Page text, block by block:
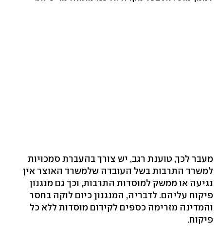
מעבר לכך, טוענת רגב, יש צורך בהעברת סמכויות
למשרד התרבות בשל העובדה שלמשרד האוצר אין
נגיעה או ממשק למוסדות התרבות, וכך גם מנגנון
פיקוח עליהם. לדבריה, המנגנון כיום לוקה בחסר
והמדינה מזרימה כספים לקידום מוסדות ללא כל
פיקוח.